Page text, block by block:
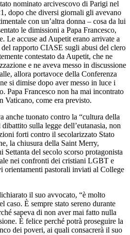
nominato arcivescovo di Parigi nel
dopo che diversi giornali gli avevano
con un’altra donna – cosa da lui
le dimissioni a Papa Francesco,
Le accuse ad Aupetit erano arrivate a
rapporto CIASE sugli abusi del clero
contestato da Aupetit, che ne
e ne aveva messo in discussione
allora portavoce della Conferenza
si dimise dopo aver messo in luce i
Papa Francesco non ha mai incontrato
Vaticano, come era previsto.
anche tuonato contro la “cultura della
sulla legge dell’eutanasia, non
forti contro il secolarizzato Stato
la chiusura della Saint Merry,
del secolo scorso protagonista
nei confronti dei cristiani LGBT e
orientamenti pastorali inviati al College
il suo avvocato, “è molto
caso. È sempre stato sereno durante
sapeva di non aver mai fatto nulla
È felice perché potrà proseguire la
dei poveri, ai quali consacrerà il suo